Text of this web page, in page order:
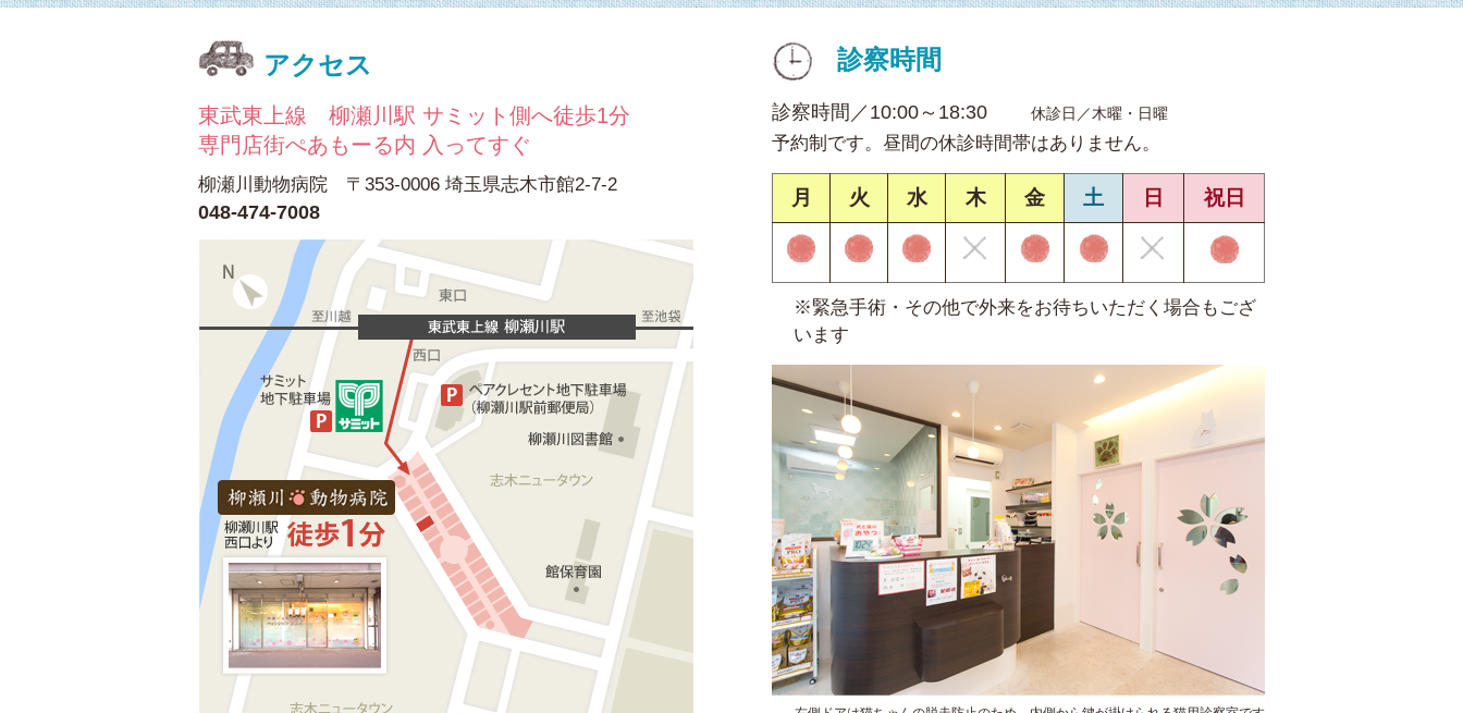
アクセス
東武東上線 柳瀬川駅 サミット側へ徒歩1分
専門店街ぺあもーる内 入ってすぐ
柳瀬川動物病院 〒353-0006 埼玉県志木市館2-7-2
048-474-7008
診察時間
診察時間／10:00～18:30 休診日／木曜・日曜
予約制です。昼間の休診時間帯はありません。
月 火 水 木 金 土 日 祝日
※緊急手術・その他で外来をお待ちいただく場合もござ
います